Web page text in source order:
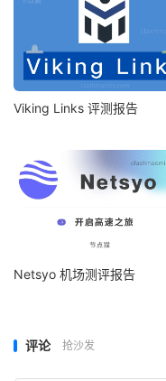
Viking Links 评测报告
Netsyo 机场测评报告
评论 抢沙发